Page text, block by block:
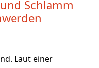
Schlamm
Laut einer